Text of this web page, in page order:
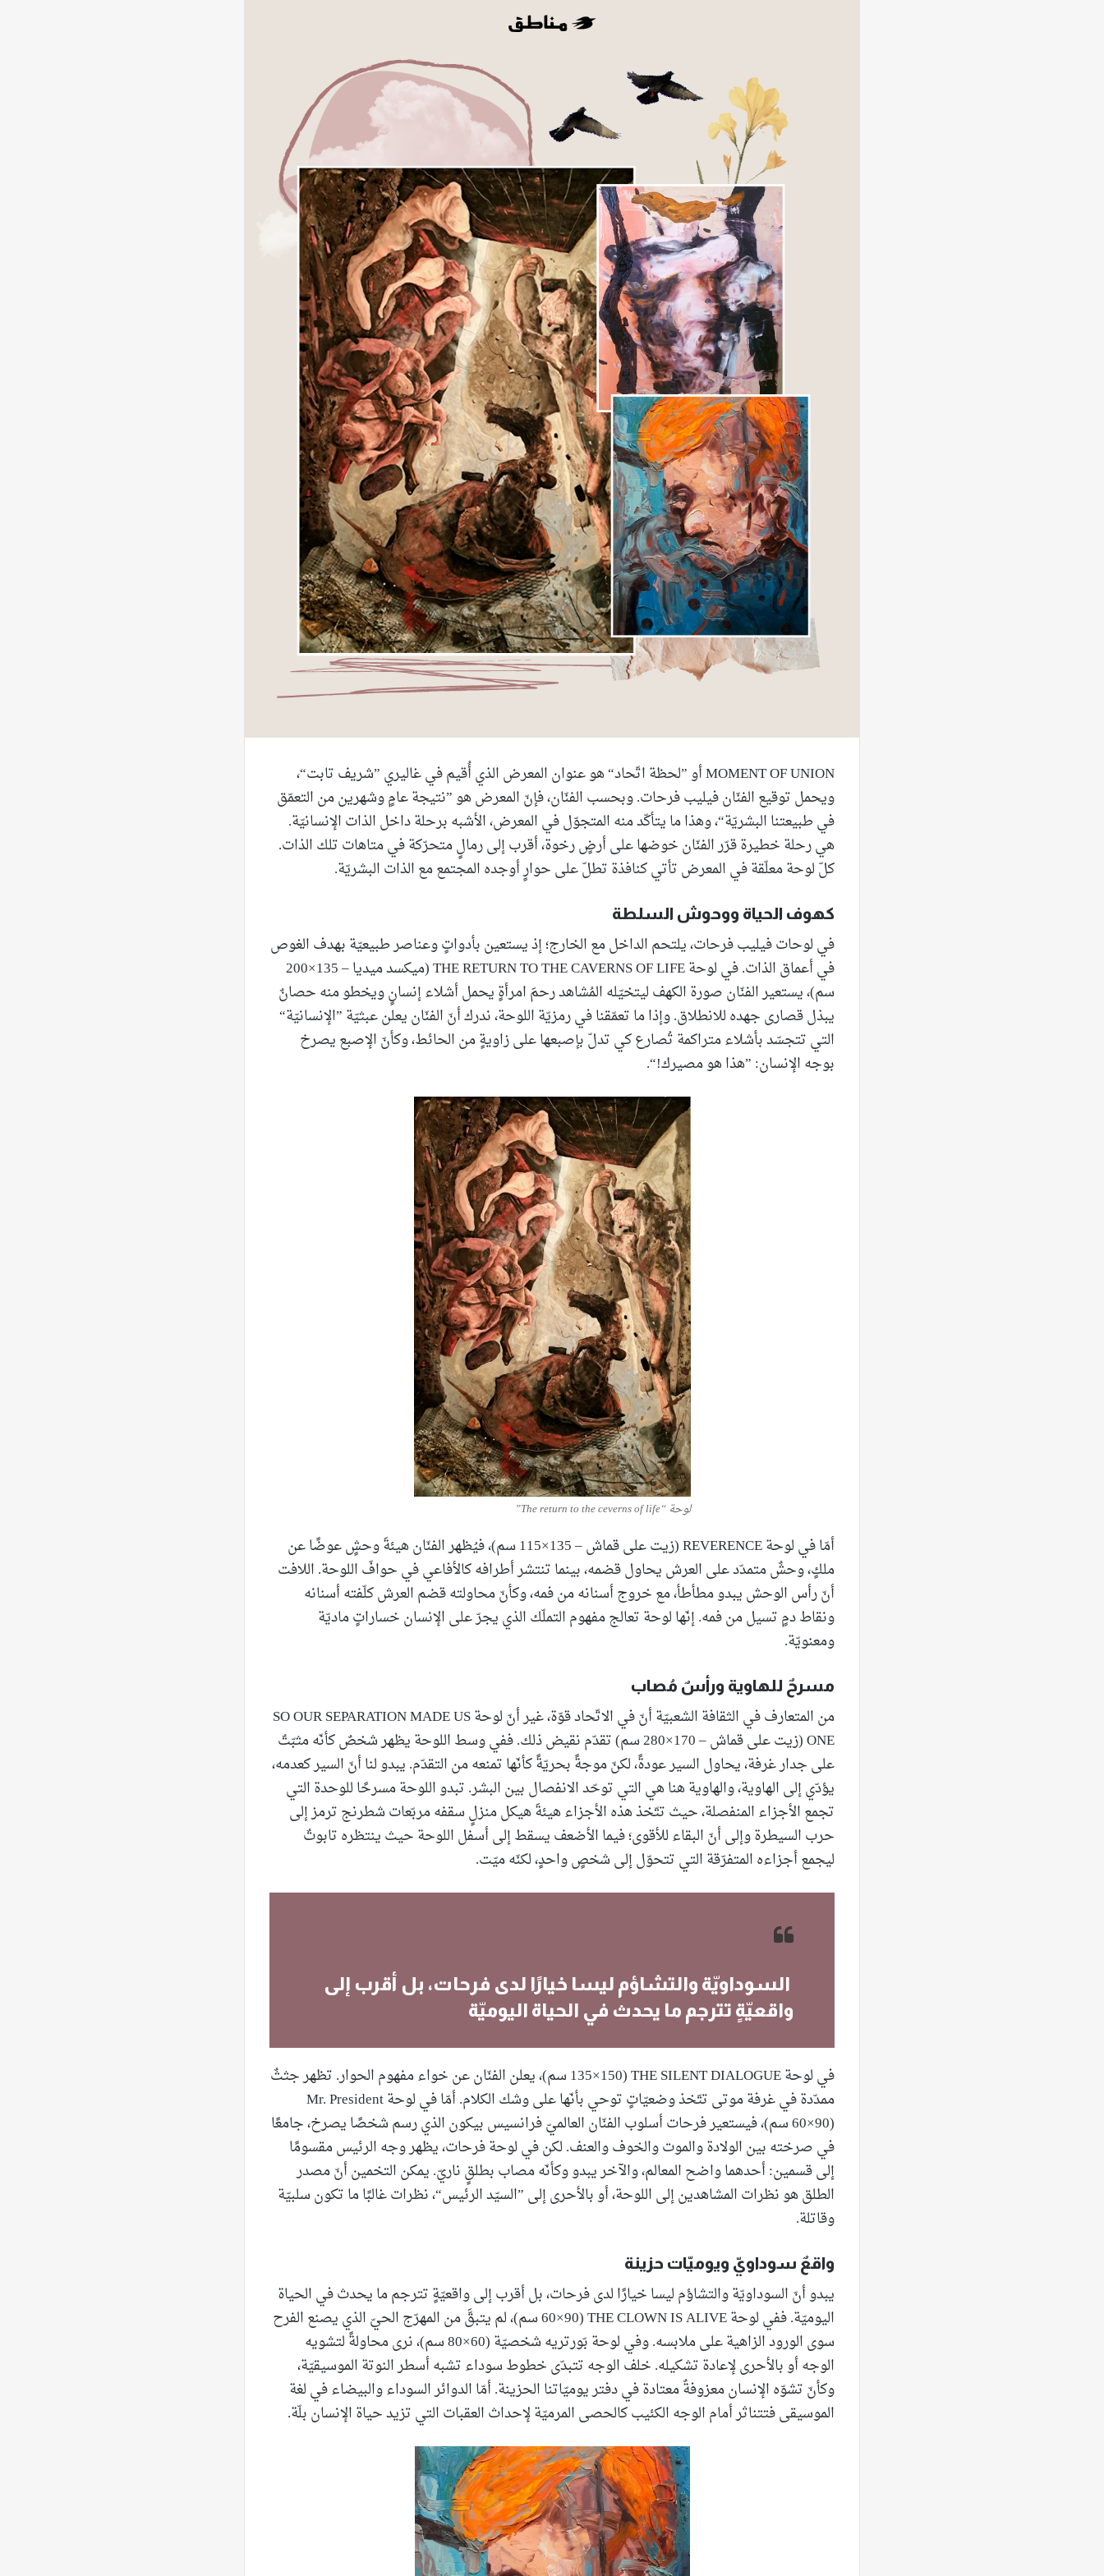
MOMENT OF UNION أو ”لحظة اتّحاد“ هو عنوان المعرض الذي أُقيم في غاليري ”شريف تابت“،
ويحمل توقيع الفنّان فيليب فرحات. وبحسب الفنّان، فإنّ المعرض هو ”نتيجة عامٍ وشهرين من التعمّق
في طبيعتنا البشريّة“، وهذا ما يتأكّد منه المتجوّل في المعرض، الأشبه برحلة داخل الذات الإنسانيّة.
هي رحلة خطيرة قرّر الفنّان خوضها على أرضٍ رخوة، أقرب إلى رمالٍ متحرّكة في متاهات تلك الذات.
كلّ لوحة معلّقة في المعرض تأتي كنافذة تطلّ على حوارٍ أوجده المجتمع مع الذات البشريّة.
كهوف الحياة ووحوش السلطة
في لوحات فيليب فرحات، يلتحم الداخل مع الخارج؛ إذ يستعين بأدواتٍ وعناصر طبيعيّة بهدف الغوص
في أعماق الذات. في لوحة THE RETURN TO THE CAVERNS OF LIFE (ميكسد ميديا – 135×200
سم)، يستعير الفنّان صورة الكهف ليتخيّله المُشاهد رحمَ امرأةٍ يحمل أشلاء إنسانٍ ويخطو منه حصانٌ
يبذل قصارى جهده للانطلاق. وإذا ما تعمّقنا في رمزيّة اللوحة، ندرك أنّ الفنّان يعلن عبثيّة ”الإنسانيّة“
التي تتجسّد بأشلاء متراكمة تُصارع كي تدلّ بإصبعها على زاويةٍ من الحائط، وكأنّ الإصبع يصرخ
بوجه الإنسان: ”هذا هو مصيرك!“.
لوحة “The return to the ceverns of life”
أمّا في لوحة REVERENCE (زيت على قماش – 135×115 سم)، فيُظهر الفنّان هيئةَ وحشٍ عوضًا عن
ملكٍ، وحشٌ متمدّد على العرش يحاول قضمه، بينما تنتشر أطرافه كالأفاعي في حوافّ اللوحة. اللافت
أنّ رأس الوحش يبدو مطأطأ، مع خروج أسنانه من فمه، وكأنّ محاولته قضم العرش كلّفته أسنانه
ونقاط دمٍ تسيل من فمه. إنّها لوحة تعالج مفهوم التملّك الذي يجرّ على الإنسان خساراتٍ ماديّة
ومعنويّة.
مسرحٌ للهاوية ورأسٌ مُصاب
من المتعارف في الثقافة الشعبيّة أنّ في الاتّحاد قوّة، غير أنّ لوحة SO OUR SEPARATION MADE US
ONE (زيت على قماش – 170×280 سم) تقدّم نقيض ذلك. ففي وسط اللوحة يظهر شخصٌ كأنّه مثبّتٌ
على جدار غرفة، يحاول السير عودةً، لكنّ موجةً بحريّةً كأنّها تمنعه من التقدّم. يبدو لنا أنّ السير كعدمه،
يؤدّي إلى الهاوية، والهاوية هنا هي التي توحّد الانفصال بين البشر. تبدو اللوحة مسرحًا للوحدة التي
تجمع الأجزاء المنفصلة، حيث تتّخذ هذه الأجزاء هيئةَ هيكل منزلٍ سقفه مربّعات شطرنج ترمز إلى
حرب السيطرة وإلى أنّ البقاء للأقوى؛ فيما الأضعف يسقط إلى أسفل اللوحة حيث ينتظره تابوتٌ
ليجمع أجزاءه المتفرّقة التي تتحوّل إلى شخصٍ واحدٍ، لكنّه ميّت.
السوداويّة والتشاؤم ليسا خيارًا لدى فرحات، بل أقرب إلى
واقعيّةٍ تترجم ما يحدث في الحياة اليوميّة
في لوحة THE SILENT DIALOGUE (135×150 سم)، يعلن الفنّان عن خواء مفهوم الحوار. تظهر جثثٌ
ممدّدة في غرفة موتى تتّخذ وضعيّاتٍ توحي بأنّها على وشك الكلام. أمّا في لوحة Mr. President
(60×90 سم)، فيستعير فرحات أسلوب الفنّان العالميّ فرانسيس بيكون الذي رسم شخصًا يصرخ، جامعًا
في صرخته بين الولادة والموت والخوف والعنف. لكن في لوحة فرحات، يظهر وجه الرئيس مقسومًا
إلى قسمين: أحدهما واضح المعالم، والآخر يبدو وكأنّه مصاب بطلقٍ ناريّ. يمكن التخمين أنّ مصدر
الطلق هو نظرات المشاهدين إلى اللوحة، أو بالأحرى إلى ”السيّد الرئيس“، نظرات غالبًا ما تكون سلبيّة
وقاتلة.
واقعٌ سوداويّ ويوميّات حزينة
يبدو أنّ السوداويّة والتشاؤم ليسا خيارًا لدى فرحات، بل أقرب إلى واقعيّةٍ تترجم ما يحدث في الحياة
اليوميّة. ففي لوحة THE CLOWN IS ALIVE (60×90 سم)، لم يتبقَّ من المهرّج الحيّ الذي يصنع الفرح
سوى الورود الزاهية على ملابسه. وفي لوحة بّورتريه شخصيّة (60×80 سم)، نرى محاولةً لتشويه
الوجه أو بالأحرى لإعادة تشكيله. خلف الوجه تتبدّى خطوط سوداء تشبه أسطر النوتة الموسيقيّة،
وكأنّ تشوّه الإنسان معزوفةٌ معتادة في دفتر يوميّاتنا الحزينة. أمّا الدوائر السوداء والبيضاء في لغة
الموسيقى فتتناثر أمام الوجه الكئيب كالحصى المرميّة لإحداث العقبات التي تزيد حياة الإنسان بلّة.